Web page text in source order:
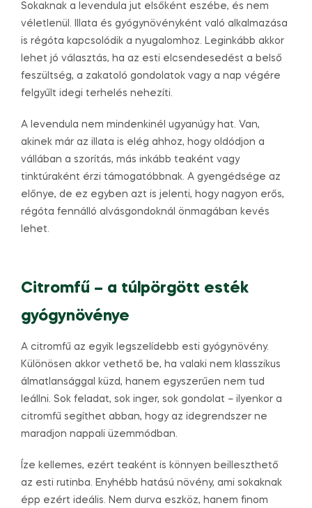
Sokaknak a levendula jut elsőként eszébe, és nem
véletlenül. Illata és gyógynövényként való alkalmazása
is régóta kapcsolódik a nyugalomhoz. Leginkább akkor
lehet jó választás, ha az esti elcsendesedést a belső
feszültség, a zakatoló gondolatok vagy a nap végére
felgyűlt idegi terhelés nehezíti.
A levendula nem mindenkinél ugyanúgy hat. Van,
akinek már az illata is elég ahhoz, hogy oldódjon a
vállában a szorítás, más inkább teaként vagy
tinktúraként érzi támogatóbbnak. A gyengédsége az
előnye, de ez egyben azt is jelenti, hogy nagyon erős,
régóta fennálló alvásgondoknál önmagában kevés
lehet.
Citromfű – a túlpörgött esték
gyógynövénye
A citromfű az egyik legszelídebb esti gyógynövény.
Különösen akkor vethető be, ha valaki nem klasszikus
álmatlansággal küzd, hanem egyszerűen nem tud
leállni. Sok feladat, sok inger, sok gondolat – ilyenkor a
citromfű segíthet abban, hogy az idegrendszer ne
maradjon nappali üzemmódban.
Íze kellemes, ezért teaként is könnyen beilleszthető
az esti rutinba. Enyhébb hatású növény, ami sokaknak
épp ezért ideális. Nem durva eszköz, hanem finom